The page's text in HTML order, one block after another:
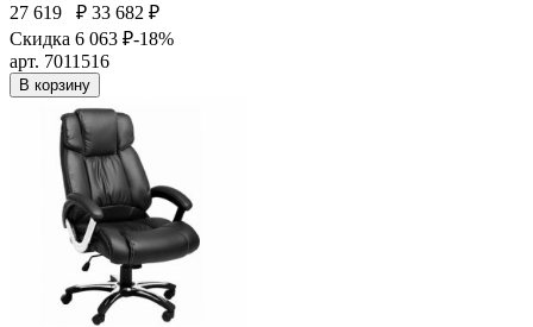
27 619
₽ 33 682 ₽
Скидка 6 063 ₽-18%
арт. 7011516
В корзину